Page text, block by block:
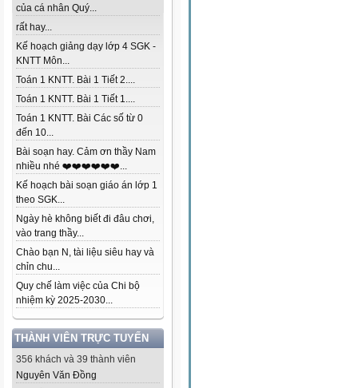
của cá nhân Quý...
rất hay...
Kế hoạch giảng dạy lớp 4 SGK -
KNTT Môn...
Toán 1 KNTT. Bài 1 Tiết 2....
Toán 1 KNTT. Bài 1 Tiết 1....
Toán 1 KNTT. Bài Các số từ 0
đến 10...
Bài soạn hay. Cảm ơn thầy Nam
nhiều nhé ❤️❤️❤️❤️❤️❤️...
Kế hoạch bài soạn giáo án lớp 1
theo SGK...
Ngày hè không biết đi đâu chơi,
vào trang thầy...
Chào bạn N, tài liệu siêu hay và
chỉn chu...
Quy chế làm việc của Chi bộ
nhiệm kỳ 2025-2030...
THÀNH VIÊN TRỰC TUYẾN
356 khách và 39 thành viên
Nguyên Văn Đồng